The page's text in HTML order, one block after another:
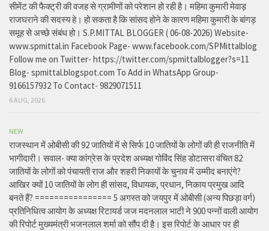
सीमेंट की फैक्ट्री की वजह से ग्रामीणों को परेशान हो रही है। महिमा कुमारी मेवाड़
राजघराने की सदस्य हे। हो सकता है कि सांसद होने के कारण महिमा कुमारी के बांगड़
समूह से अच्छे संबंध हो। S.P.MITTAL BLOGGER ( 06-08-2026) Website-
www.spmittal.in Facebook Page- www.facebook.com/SPMittalblog
Follow me on Twitter- https://twitter.com/spmittalblogger?s=11
Blog- spmittal.blogspot.com To Add in WhatsApp Group-
9166157932 To Contact- 9829071511
6 AUG, 2026
NEW
राजस्थान में ओबीसी की 92 जातियों में से सिर्फ 10 जातियों के लोगों की ही राजनीति में
भागीदारी। सवाल- क्या कांग्रेस के प्रदेश अध्यक्ष गोविंद सिंह डोटासरा वंचित 82
जातियों के लोगों को पंचायती राज और शहरी निकायों के चुनाव में उम्मीद बनाएंगे?
आखिर क्यों 10 जातियों के लोग ही सांसद, विधायक, प्रधान, निकाय प्रमुख आदि
बनते हैं? ================ 5 अगस्त को जयपुर में ओबीसी (अन्य पिछड़ा वर्ग)
प्रतिनिधित्व आयोग के अध्यक्ष रिटायर्ड जज मदनलाल भाटी ने 900 पन्नों वाली आयोग
की रिपोर्ट मुख्यमंत्री भजनलाल शर्मा को सौंप दी है। इस रिपोर्ट के आधार पर ही